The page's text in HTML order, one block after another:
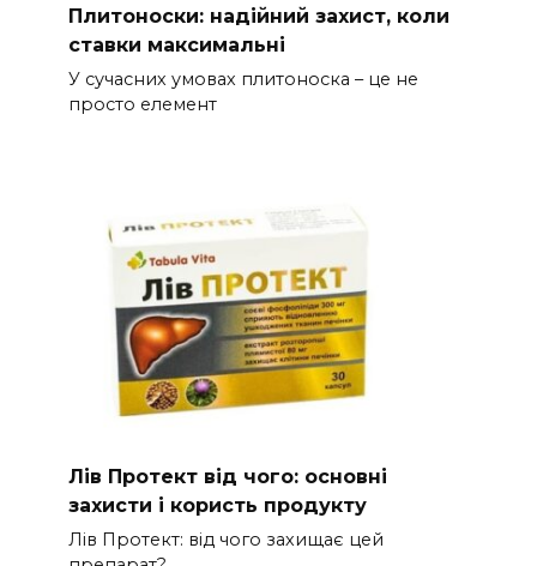
Плитоноски: надійний захист, коли
ставки максимальні
У сучасних умовах плитоноска – це не
просто елемент
Лів Протект від чого: основні
захисти і користь продукту
Лів Протект: від чого захищає цей